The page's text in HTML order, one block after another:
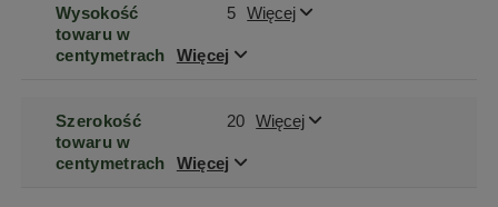
Wysokość
towaru w
centymetrach
Więcej
5 Więcej
Szerokość
towaru w
centymetrach
Więcej
20 Więcej